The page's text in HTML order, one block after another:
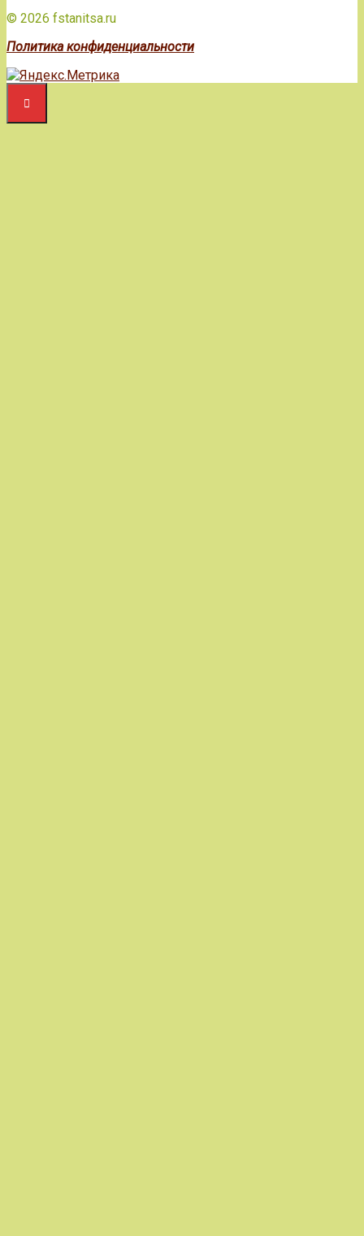
© 2026 fstanitsa.ru
Политика конфиденциальности